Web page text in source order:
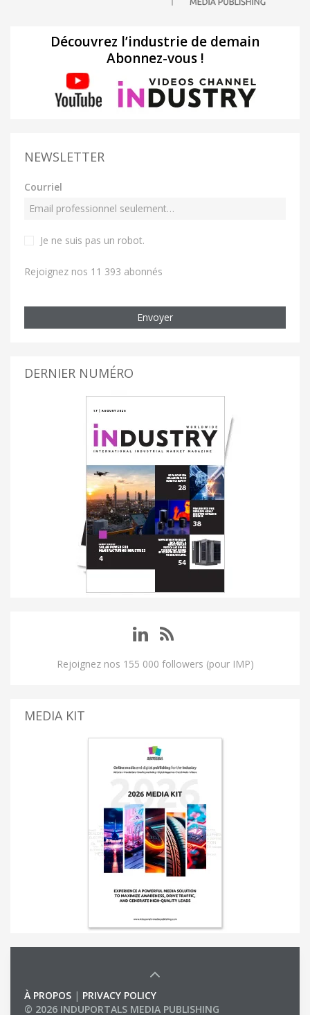
Découvrez l’industrie de demain
Abonnez-vous !
NEWSLETTER
Courriel
Je ne suis pas un robot.
Rejoignez nos 11 393 abonnés
Envoyer
DERNIER NUMÉRO
Rejoignez nos 155 000 followers (pour IMP)
MEDIA KIT
À PROPOS | PRIVACY POLICY
© 2026 INDUPORTALS MEDIA PUBLISHING